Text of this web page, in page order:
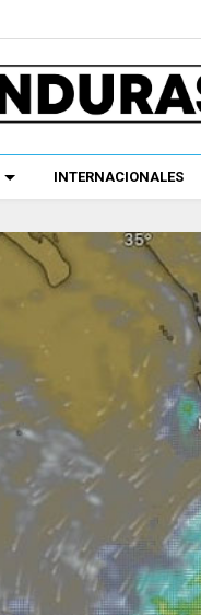
INTERNACIONALES